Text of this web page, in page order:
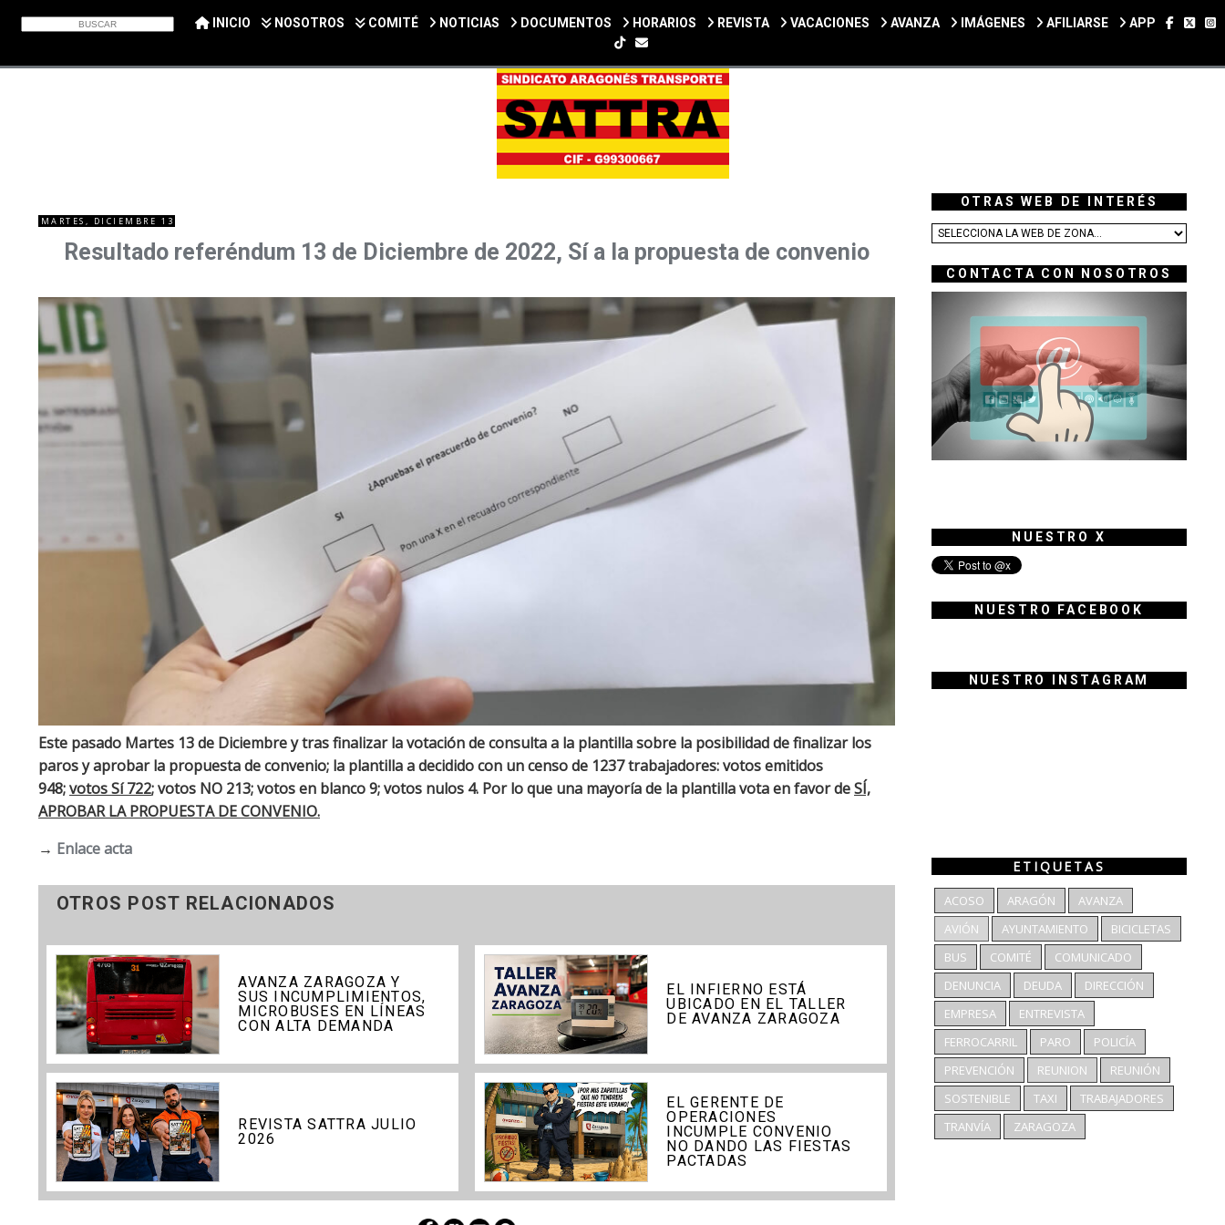
INICIO NOSOTROS COMITÉ NOTICIAS DOCUMENTOS HORARIOS REVISTA VACACIONES AVANZA IMÁGENES AFILIARSE APP
SIGUENOS EN TIKTOK
MARTES, DICIEMBRE 13
Resultado referéndum 13 de Diciembre de 2022, Sí a la propuesta de convenio
Este pasado Martes 13 de Diciembre y tras finalizar la votación de consulta a la plantilla sobre la posibilidad de finalizar los
paros y aprobar la propuesta de convenio; la plantilla a decidido con un censo de 1237 trabajadores: votos emitidos
948;votos Sí 722; votos NO 213; votos en blanco 9; votos nulos 4. Por lo que una mayoría de la plantilla vota en favor deSÍ,
APROBAR LA PROPUESTA DE CONVENIO.
→ Enlace acta
OTROS POST RELACIONADOS
AVANZA ZARAGOZA Y
SUS INCUMPLIMIENTOS,
MICROBUSES EN LÍNEAS
CON ALTA DEMANDA
EL INFIERNO ESTÁ
UBICADO EN EL TALLER
DE AVANZA ZARAGOZA
REVISTA SATTRA JULIO
2026
EL GERENTE DE
OPERACIONES
INCUMPLE CONVENIO
NO DANDO LAS FIESTAS
PACTADAS
OTRAS WEB DE INTERÉS
CONTACTA CON NOSOTROS
NUESTRO X
NUESTRO FACEBOOK
NUESTRO INSTAGRAM
ETIQUETAS
ACOSO ARAGÓN
AVANZA
AVIÓN
AYUNTAMIENTO
BICICLETAS
BUS
COMITÉ
COMUNICADO
DENUNCIA
DEUDA
DIRECCIÓN
EMPRESA
ENTREVISTA
FERROCARRIL
PARO
POLICÍA
PREVENCIÓN
REUNION
REUNIÓN
SOSTENIBLE
TAXI
TRABAJADORES
TRANVÍA
ZARAGOZA